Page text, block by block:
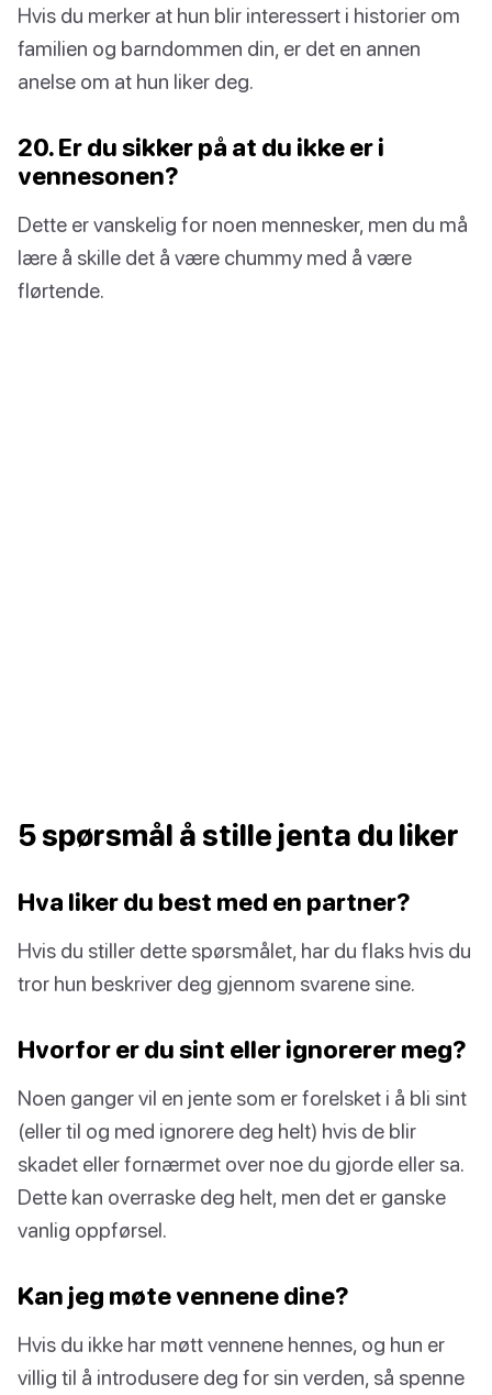
Hvis du merker at hun blir interessert i historier om
familien og barndommen din, er det en annen
anelse om at hun liker deg.
20. Er du sikker på at du ikke er i
vennesonen?
Dette er vanskelig for noen mennesker, men du må
lære å skille det å være chummy med å være
flørtende.
5 spørsmål å stille jenta du liker
Hva liker du best med en partner?
Hvis du stiller dette spørsmålet, har du flaks hvis du
tror hun beskriver deg gjennom svarene sine.
Hvorfor er du sint eller ignorerer meg?
Noen ganger vil en jente som er forelsket i å bli sint
(eller til og med ignorere deg helt) hvis de blir
skadet eller fornærmet over noe du gjorde eller sa.
Dette kan overraske deg helt, men det er ganske
vanlig oppførsel.
Kan jeg møte vennene dine?
Hvis du ikke har møtt vennene hennes, og hun er
villig til å introdusere deg for sin verden, så spenne